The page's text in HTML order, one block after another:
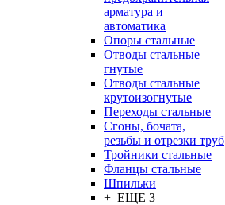
арматура и
автоматика
Опоры стальные
Отводы стальные
гнутые
Отводы стальные
крутоизогнутые
Переходы стальные
Сгоны, бочата,
резьбы и отрезки труб
Тройники стальные
Фланцы стальные
Шпильки
+ ЕЩЕ 3